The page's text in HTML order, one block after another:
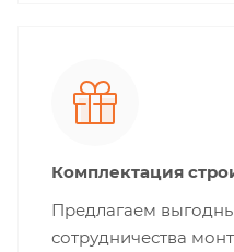
Комплектация
Предлагаем
сотрудничества